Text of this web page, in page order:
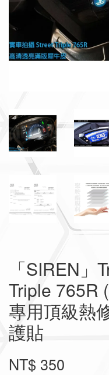
「SIREN」
Triple 765R
專用頂級熱
護貼
NT$ 350